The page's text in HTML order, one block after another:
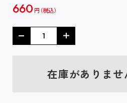
660 円
在庫がありませ